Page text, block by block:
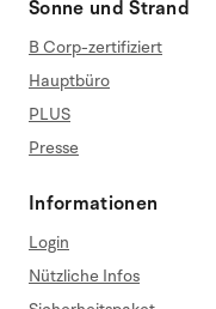
Sonne und Strand
B Corp-zertifiziert
Hauptbüro
PLUS
Presse
Informationen
Login
Nützliche Infos